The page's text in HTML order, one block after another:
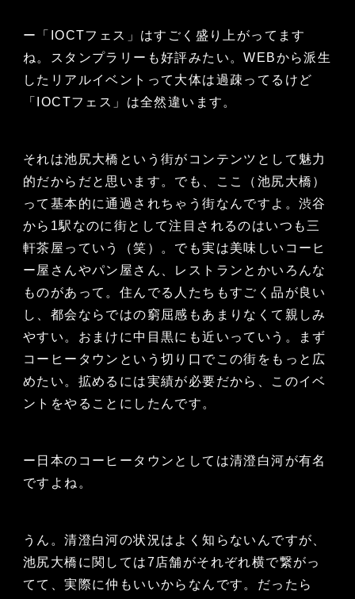
ー「IOCTフェス」はすごく盛り上がってます
ね。スタンプラリーも好評みたい。WEBから派生
したリアルイベントって大体は過疎ってるけど
「IOCTフェス」は全然違います。
それは池尻大橋という街がコンテンツとして魅力
的だからだと思います。でも、ここ（池尻大橋）
って基本的に通過されちゃう街なんですよ。渋谷
から1駅なのに街として注目されるのはいつも三
軒茶屋っていう（笑）。でも実は美味しいコーヒ
ー屋さんやパン屋さん、レストランとかいろんな
ものがあって。住んでる人たちもすごく品が良い
し、都会ならではの窮屈感もあまりなくて親しみ
やすい。おまけに中目黒にも近いっていう。まず
コーヒータウンという切り口でこの街をもっと広
めたい。拡めるには実績が必要だから、このイベ
ントをやることにしたんです。
ー日本のコーヒータウンとしては清澄白河が有名
ですよね。
うん。清澄白河の状況はよく知らないんですが、
池尻大橋に関しては7店舗がそれぞれ横で繋がっ
てて、実際に仲もいいからなんです。だったら